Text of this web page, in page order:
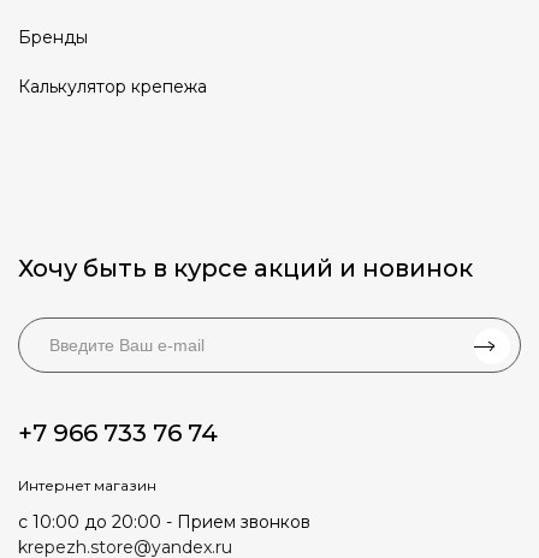
Бренды
Калькулятор крепежа
Хочу быть в курсе акций и новинок
+7 966 733 76 74
Интернет магазин
с 10:00 до 20:00 - Прием звонков
krepezh.store@yandex.ru